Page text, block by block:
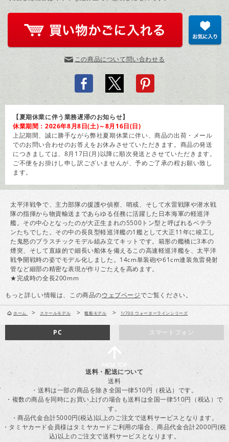
この商品について問い合わせる
【夏期休業に伴う業務遅滞のお知らせ】
休業期間：2026年8月8日(土)～8月16日(日)
上記期間、誠に勝手ながら弊社夏期休業に伴い、商品の出荷・メール
でのお問い合わせのお答えをお休みさせていただきます。商品の発送
につきましては、8月17日(月)以降に順次発送とさせていただきます。
ご不便をお掛けし申し訳ございませんが、予めご了承の程お願い致し
ます。
太平洋戦争で、主力部隊の援護や偵察、哨戒、そして水雷戦隊や潜水戦
隊の指揮から物資輸送まであらゆる任務に活躍した日本海軍の軽巡洋
艦。その中心となったのが大正生まれの5500トン型と呼ばれるベテラ
ンたちでした。その中の長良型軽巡洋艦の1艦として大正11年に竣工し
た鬼怒のプラスチックモデル組み立てキットです。箱形の艦橋に3本の
煙突、そして直線的で細長い船体を備えるこの高速軽巡洋艦を、太平洋
戦争開戦時の姿でモデル化しました。14cm単装砲や61cm連装魚雷発射
管など細部の精密な表現が作りごたえを高めます。
★完成時の全長200mm
もっと詳しい情報は、この商品のウェブページでご覧ください。
ホーム > スケールモデル > 艦船モデル > 1/700 ウォーターラインシリーズ
スマートフォン
PC
送料・配送について
送料
・送料は一部の商品を除き全国一律510円（税込）です。
・複数の商品を同時にお買い上げの場合も送料は全国一律510円（税込）で
す。
・商品代金合計5000円(税込)以上のご注文で送料サービスとなります。
・タミヤカード会員様はタミヤカードご利用の場合、商品代金合計2000円(税
込)以上のご注文で送料サービスとなります。